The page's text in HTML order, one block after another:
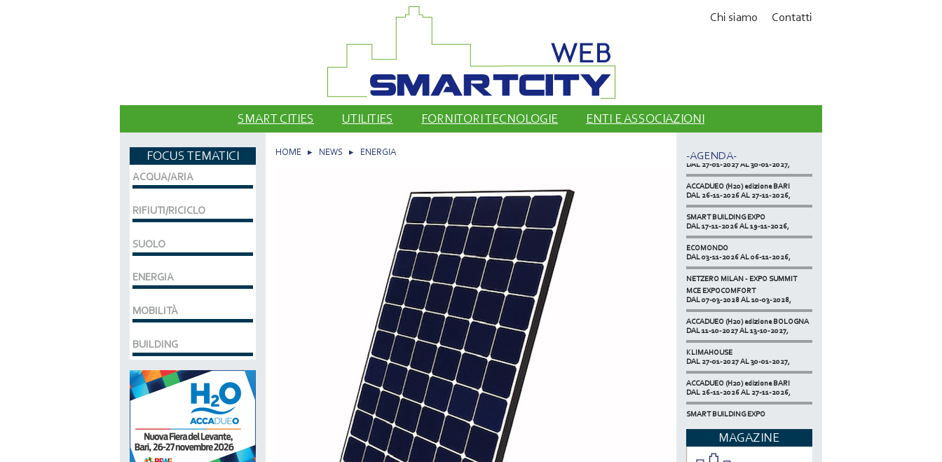
Chi siamo Contatti
SMART CITIES UTILITIES FORNITORI TECNOLOGIE ENTI E ASSOCIAZIONI
HOME ▸ NEWS ▸ ENERGIA
FOCUS TEMATICI
ACQUA/ARIA
RIFIUTI/RICICLO
SUOLO
ENERGIA
MOBILITÀ
BUILDING
-AGENDA-
ACCADUEO (H20) edizione BOLOGNA
DAL 27-01-2027 AL 30-01-2027,
DAL 26-11-2026 AL 27-11-2026,
DAL 17-11-2026 AL 19-11-2026,
DAL 03-11-2026 AL 06-11-2026,
DAL 20-10-2026 AL 22-10-2026,
DAL 07-03-2028 AL 10-03-2028,
DAL 11-10-2027 AL 13-10-2027,
DAL 27-01-2027 AL 30-01-2027,
DAL 26-11-2026 AL 27-11-2026,
DAL 17-11-2026 AL 19-11-2026,
ECOMONDO
DAL 03-11-2026 AL 06-11-2026,
MAGAZINE